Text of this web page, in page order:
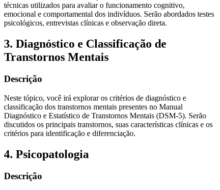
técnicas utilizados para avaliar o funcionamento cognitivo,
emocional e comportamental dos indivíduos. Serão abordados testes
psicológicos, entrevistas clínicas e observação direta.
3. Diagnóstico e Classificação de
Transtornos Mentais
Descrição
Neste tópico, você irá explorar os critérios de diagnóstico e
classificação dos transtornos mentais presentes no Manual
Diagnóstico e Estatístico de Transtornos Mentais (DSM-5). Serão
discutidos os principais transtornos, suas características clínicas e os
critérios para identificação e diferenciação.
4. Psicopatologia
Descrição